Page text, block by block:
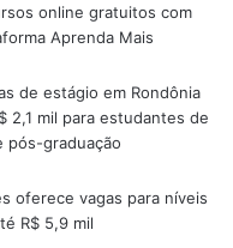
online gratuitos com
Aprenda Mais
de estágio em Rondônia
2,1 mil para estudantes de
pós-graduação
oferece vagas para níveis
R$ 5,9 mil